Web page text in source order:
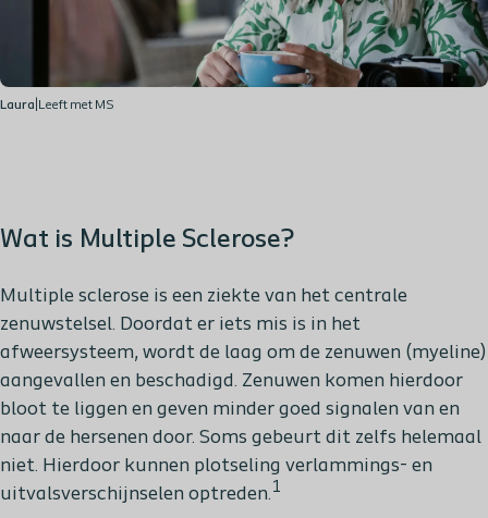
Laura Leeft met MS
Wat is Multiple Sclerose?
Multiple sclerose is een ziekte van het centrale
zenuwstelsel. Doordat er iets mis is in het
afweersysteem, wordt de laag om de zenuwen (myeline)
aangevallen en beschadigd. Zenuwen komen hierdoor
bloot te liggen en geven minder goed signalen van en
naar de hersenen door. Soms gebeurt dit zelfs helemaal
niet. Hierdoor kunnen plotseling verlammings- en
uitvalsverschijnselen optreden. 1